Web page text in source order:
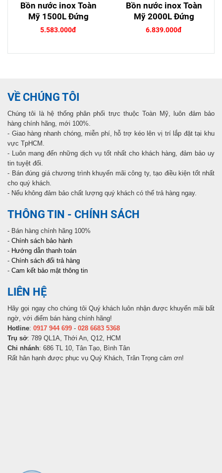
Bồn nước inox Toàn
Mỹ 1500L Đứng
5.583.000đ
Bồn nước inox Toàn
Mỹ 2000L Đứng
6.839.000đ
VỀ CHÚNG TÔI
Chúng tôi là hệ thống phân phối trực thuộc Toàn Mỹ, luôn đảm bảo
hàng chính hãng, mới 100%.
- Giao hàng nhanh chóng, miễn phí, hỗ trợ kéo lên vị trí lắp đặt tại khu
vực TpHCM.
- Luôn mang đến những dịch vụ tốt nhất cho khách hàng, đảm bảo uy
tin tuyệt đối.
- Bán đúng giá chương trình khuyến mãi công ty, tạo điều kiện tốt nhất
cho quý khách.
- Nếu không đảm bảo chất lượng quý khách có thể trả hàng ngay.
THÔNG TIN - CHÍNH SÁCH
- Bán hàng chính hãng 100%
- Chính sách bảo hành
- Hướng dẫn thanh toán
- Chính sách đổi trả hàng
- Cam kết bảo mật thông tin
LIÊN HỆ
Hãy gọi ngay cho chúng tôi Quý khách luôn nhận được khuyến mãi bất
ngờ, với điểm bán hàng chính hãng!
Hotline: 0917 944 699 - 028 6683 5368
Trụ sở: 789 QL1A, Thới An, Q12, HCM
Chi nhánh: 686 TL 10, Tân Tạo, Bình Tân
Rất hân hạnh được phục vụ Quý Khách, Trân Trọng cảm ơn!